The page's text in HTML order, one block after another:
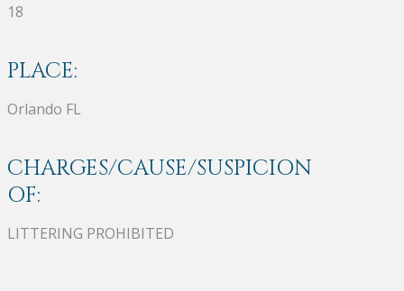
18
PLACE:
Orlando FL
CHARGES/CAUSE/SUSPICION
OF:
LITTERING PROHIBITED